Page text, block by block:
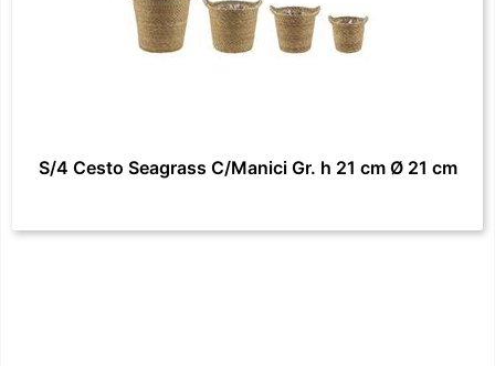
S/4 Cesto Seagrass C/Manici Gr. h 21 cm Ø 21 cm